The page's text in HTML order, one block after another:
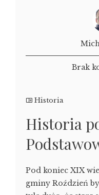
Brak
Historia
Historia
Pod koniec XIX
gminy Roździeń